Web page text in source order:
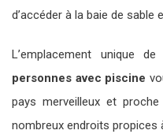
d’accéder à la baie de sable
L’emplacement unique
personnes avec piscine
pays merveilleux et
nombreux endroits propices